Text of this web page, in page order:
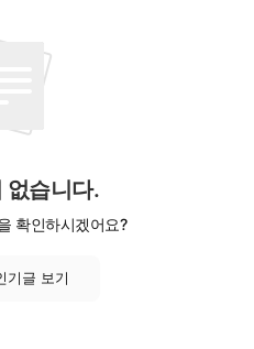
없습니다.
확인하시겠어요?
기글 보기